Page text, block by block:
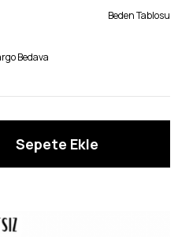
Beden Tablosu
Bedava